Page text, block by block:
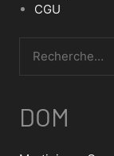
CGU
DOM